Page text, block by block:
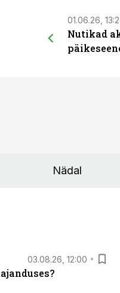
01.06.26,
Nutikad
Nädal
03.08.26, 12:00